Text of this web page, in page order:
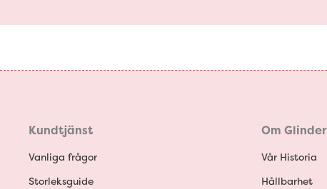
Kundtjänst
Vanliga frågor
Storleksguide
Om Glinder
Vår Historia
Hållbarhet